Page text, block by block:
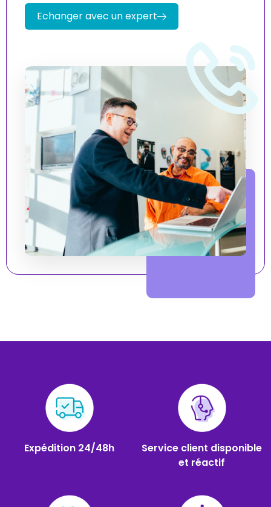
Echanger avec un expert
Expédition 24/48h
Service client disponible
et réactif